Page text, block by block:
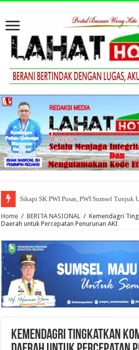
Sikapi SK PWI Pusat, PWI Sumsel Tunjuk
Home / BERITA NASIONAL / Kemendagri
Daerah untuk Percepatan Penurunan AKI
Kemendagri Tingkatkan